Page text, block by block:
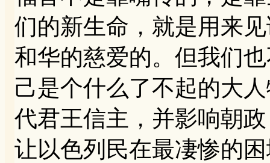
们的新生命，就是用来
和华的慈爱的。但我们
己是个什么了不起的大
代君王信主，并影响朝
让以色列民在最凄惨的